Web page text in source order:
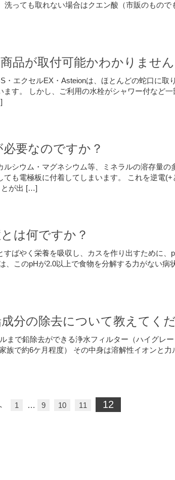
っても取れない場合はクエン酸（市販のもので
品が取付可能かわかりません
・エクセルEX・Asteionは、ほとんどの蛇口に取
ます。 しかし、ご利用の水栓がシャワー付など
要なのですか？
シウム・マグネシウム等、ミネラルの溶存量の
ても電極板に付着してしまいます。 これを逆電
とが出 […]
は何ですか？
すばやく栄養を吸収し、カスを作り出すために、
、このpHが2.0以上で食物を分解する力がない病
分の除去について教えてくだ
まで鉛除去ができる浄水フィルター（ハイグレ
族で約6ケ月程度） その中身は溶解性イオンと力
1 … 9 10 11 12